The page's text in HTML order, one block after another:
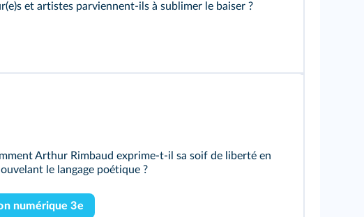
et artistes parviennent-ils à sublimer le baiser ?
Arthur Rimbaud exprime-t-il sa soif de liberté en
le langage poétique ?
numérique 3e